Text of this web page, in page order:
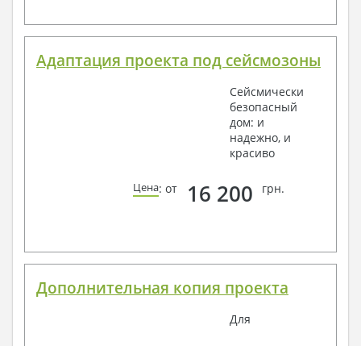
Адаптация проекта под сейсмозоны
Сейсмически
безопасный
дом: и
надежно, и
красиво
Цена: от 16 200 грн.
Дополнительная копия проекта
Для